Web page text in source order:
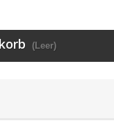
(Leer)